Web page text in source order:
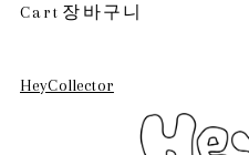
Cart 장바구니
HeyCollector